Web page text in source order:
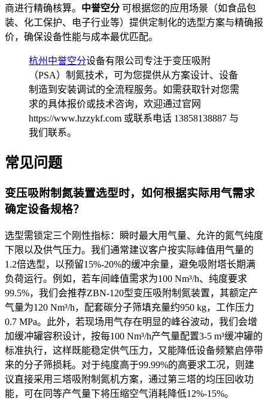
商进行精确核算。 中誉空分 可根据您的应用场景（如食品包
装、化工保护、电子行业等）提供定制化的选型方案与精确报
价，确保设备性能与成本最优匹配。
杭州中誉空分设备有限公司专注于变压吸附
（PSA）制氮技术，可为您提供从方案设计、设备
制造到安装调试的全流程服务。如需获取针对您需
求的具体报价或技术咨询，欢迎通过官网
https://www.hzzykf.com 或联系电话 13858138887 与
我们联系。
常见问题
变压吸附制氮装置选型时，如何根据实际用气需求
确定设备规格？
选型需锁定三个刚性指标：瞬时最大用气量、允许的氮气纯度
下限以及供气压力。我们通常建议客户按实际峰值用气量的
1.2倍选型，以预留15%-20%的缓冲余量，避免吸附塔长期满
负荷运行。例如，若车间峰值需求为100 Nm³/h、纯度要求
99.5%，我们会推荐ZBN-120型变压吸附制氮装置，其额定产
气量为120 Nm³/h，配套碳分子筛填充量约950 kg，工作压力
0.7 MPa。此外，若现场用气存在明显的峰谷波动，我们会增
加缓冲罐容积设计，按每100 Nm³/h产气量配置3-5 m³缓冲罐的
标准执行，这样既能稳定供气压力，又能降低设备频繁启停带
来的分子筛损耗。对于纯度高于99.99%的高要求工况，则建
议直接采用三塔吸附制氮机方案，通过第三塔的均压回收功
能，可在同等产气量下将压缩空气消耗降低12%-15%。